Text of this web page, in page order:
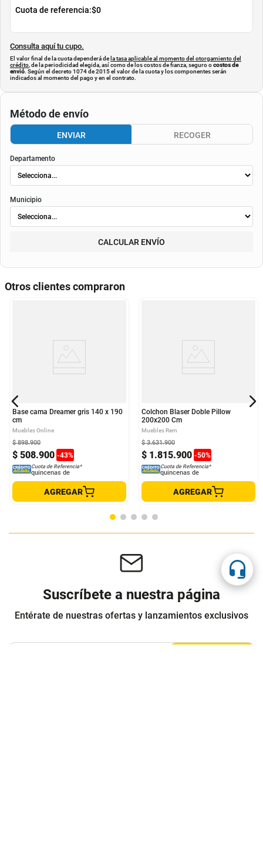
Cuota de referencia:$0
Consulta aquí tu cupo.
El valor final de la cuota dependerá de la tasa aplicable al momento del otorgamiento del
crédito , de la periodicidad elegida, así como de los costos de fianza, seguro ocostos de
envió. Según el decreto 1074 de 2015 el valor de la cuota y los componentes serán
indicados al momento del pago y en el contrato.
Método de envío
ENVIAR RECOGER
Departamento
Municipio
CALCULAR ENVÍO
Otros clientes compraron
Base cama Dreamer gris 140 x 190
cm
Muebles Online
$ 508.900 -43%
$ 898.900
Cuota de Referencia*
quincenas de
AGREGAR
Colchon Blaser Doble Pillow
200x200 Cm
Muebles Rem
$ 1.815.900 -50%
$ 3.631.900
Cuota de Referencia*
quincenas de
AGREGAR
Suscríbete a nuestra página
Entérate de nuestras ofertas y lanzamientos exclusivos